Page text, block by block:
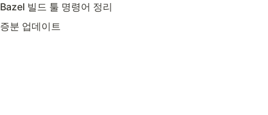
Bazel 빌드 툴 명령어 정리
증분 업데이트